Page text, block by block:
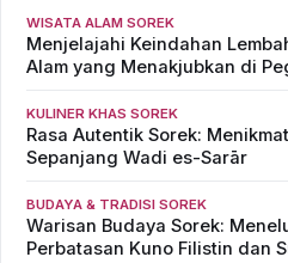
WISATA ALAM SOREK
Menjelajahi Keindahan
Alam yang Menakjubkan di
KULINER KHAS SOREK
Rasa Autentik Sorek:
Sepanjang Wadi es-Sarār
BUDAYA & TRADISI SOREK
Warisan Budaya Sorek:
Perbatasan Kuno Filistin dan